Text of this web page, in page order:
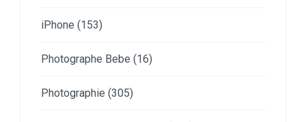
iPhone (153)
Photographe Bebe (16)
Photographie (305)